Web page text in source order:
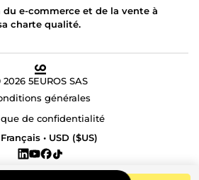
du e-commerce et de la vente à
charte qualité.
5EUROS SAS
générales
de confidentialité
Français • USD ($US)